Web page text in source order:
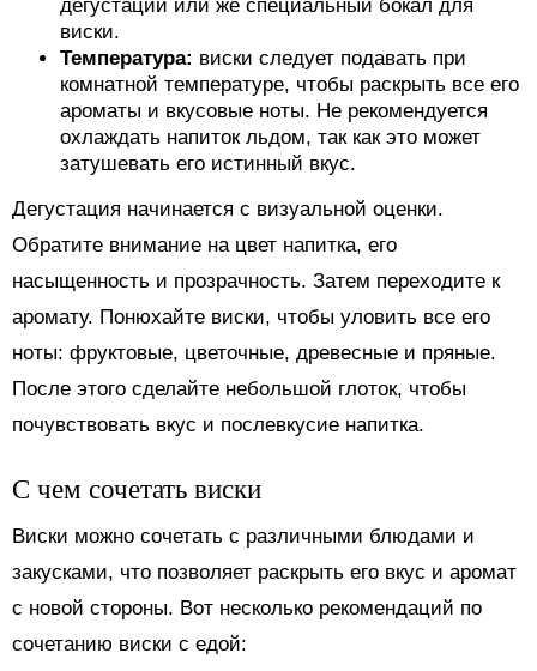
дегустации или же специальный бокал для
виски.
Температура: виски следует подавать при
комнатной температуре, чтобы раскрыть все его
ароматы и вкусовые ноты. Не рекомендуется
охлаждать напиток льдом, так как это может
затушевать его истинный вкус.
Дегустация начинается с визуальной оценки.
Обратите внимание на цвет напитка, его
насыщенность и прозрачность. Затем переходите к
аромату. Понюхайте виски, чтобы уловить все его
ноты: фруктовые, цветочные, древесные и пряные.
После этого сделайте небольшой глоток, чтобы
почувствовать вкус и послевкусие напитка.
С чем сочетать виски
Виски можно сочетать с различными блюдами и
закусками, что позволяет раскрыть его вкус и аромат
с новой стороны. Вот несколько рекомендаций по
сочетанию виски с едой: